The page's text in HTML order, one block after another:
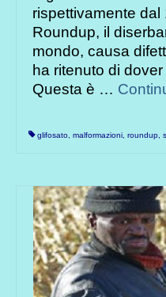
rispettivamente dal
Roundup, il
mondo, causa
ha ritenuto di
Questa è …
glifosato malformazioni roundup